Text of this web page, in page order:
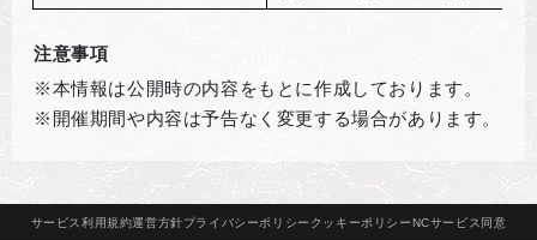
注意事項
※本情報は公開時の内容をもとに作成しております。
※開催期間や内容は予告なく変更する場合があります。
サービス 利用規約運営方針プライバシーポリシー クッキーポリシーNCサービス 同意